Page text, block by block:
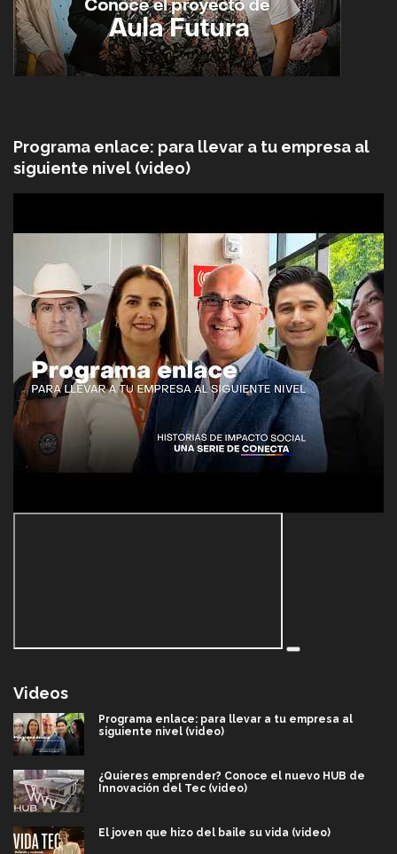
Programa enlace: para llevar a tu empresa al
siguiente nivel (video)
Videos
Programa enlace: para llevar a tu empresa al
siguiente nivel (video)
¿Quieres emprender? Conoce el nuevo HUB de
Innovación del Tec (video)
El joven que hizo del baile su vida (video)